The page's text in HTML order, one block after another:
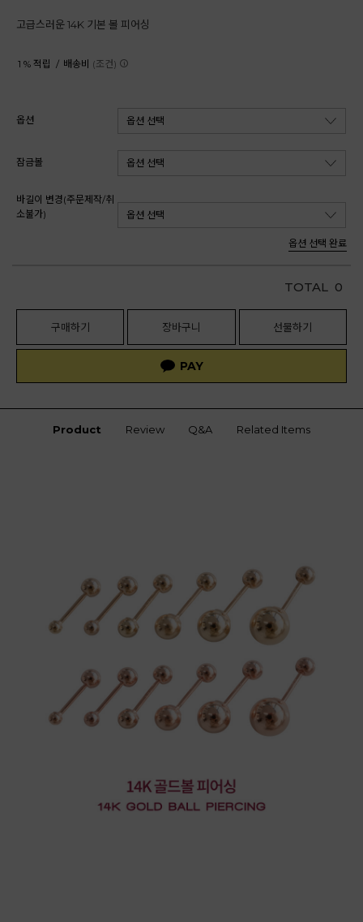
고급스러운 14K 기본 볼 피어싱
1 % 적립 / 배송비 (조건)
옵션
잠금볼
바길이 변경(주문제작/취
소불가)
옵션 선택 완료
TOTAL 0
구매하기 장바구니 선물하기
Product Review Q&A Related Items